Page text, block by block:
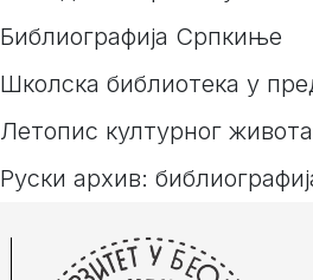
Библиографија Српкиње
Школска библиотека у
Летопис културног
Руски архив: